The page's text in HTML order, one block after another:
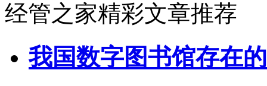
经管之家精彩文章推荐
我国数字图书馆存在